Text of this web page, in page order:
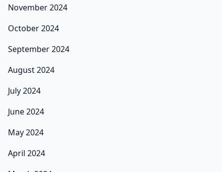
November 2024
October 2024
September 2024
August 2024
July 2024
June 2024
May 2024
April 2024